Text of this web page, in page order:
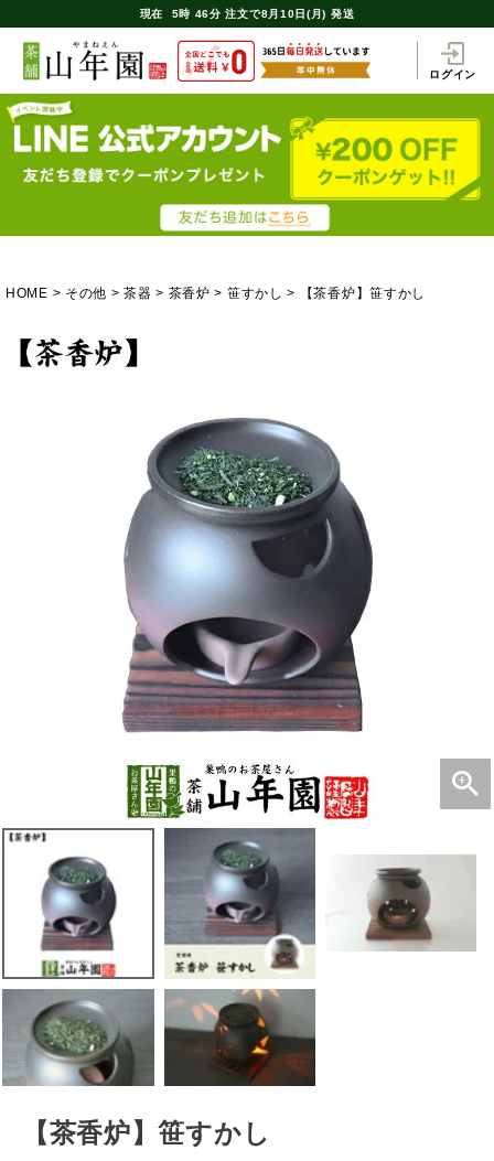
現在 5時 46分 注文で8月10日(月) 発送
ログイン
HOME その他 茶器 茶香炉 笹すかし 【茶香炉】笹すかし
【茶香炉】笹すかし